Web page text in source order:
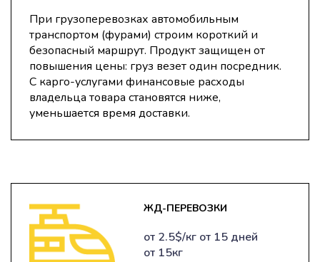
При грузоперевозках автомобильным
транспортом (фурами) строим короткий и
безопасный маршрут. Продукт защищен от
повышения цены: груз везет один посредник.
С карго-услугами финансовые расходы
владельца товара становятся ниже,
уменьшается время доставки.
ЖД-ПЕРЕВОЗКИ
от 2.5$/кг от 15 дней
от 15кг